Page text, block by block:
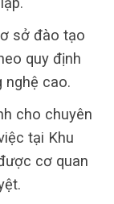
sở đào tạo
quy định
nghệ cao.
cho chuyên
tại Khu
cơ quan